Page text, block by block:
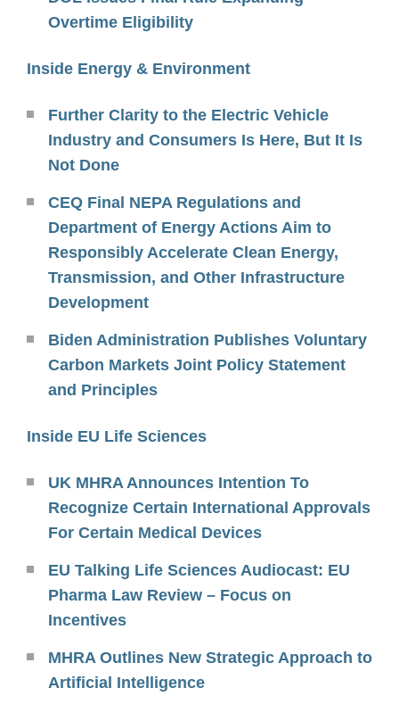
Overtime Eligibility
Inside Energy & Environment
Further Clarity to the Electric Vehicle
Industry and Consumers Is Here, But It Is
Not Done
CEQ Final NEPA Regulations and
Department of Energy Actions Aim to
Responsibly Accelerate Clean Energy,
Transmission, and Other Infrastructure
Development
Biden Administration Publishes Voluntary
Carbon Markets Joint Policy Statement
and Principles
Inside EU Life Sciences
UK MHRA Announces Intention To
Recognize Certain International Approvals
For Certain Medical Devices
EU Talking Life Sciences Audiocast: EU
Pharma Law Review – Focus on
Incentives
MHRA Outlines New Strategic Approach to
Artificial Intelligence